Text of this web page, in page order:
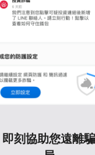
即刻協助您遠離騙